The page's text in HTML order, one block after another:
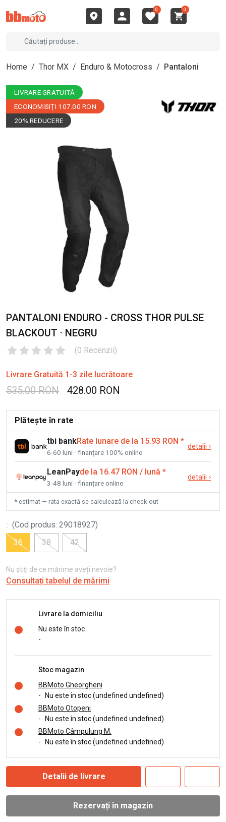
0 0
Home / Thor MX / Enduro & Motocross / Pantaloni
LIVRARE GRATUITĂ
ECONOMISIȚI 107.00 RON
20% REDUCERE
PANTALONI ENDURO - CROSS THOR PULSE
BLACKOUT · NEGRU
(0 Recenzii)
Livrare Gratuită 1-3 zile lucrătoare
535.00 RON 428.00 RON
Plătește în rate
tbi bankRate lunare de la 15.93 RON *
6-60 luni · finanțare 100% online
detalii ›
LeanPayde la 16.47 RON / lună *
3-48 luni · finanțare online
detalii ›
* estimat — rata exactă se calculează la check-out
: (Cod produs: 29018927)
36
38 42
Nu știți de ce mărime aveți nevoie?
Consultați tabelul de mărimi
Livrare la domiciliu
Nu este în stoc
-
Stoc magazin
BBMoto Gheorgheni
-
Nu este în stoc (undefined undefined)
BBMoto Otopeni
-
Nu este în stoc (undefined undefined)
BBMoto Câmpulung M.
-
Nu este în stoc (undefined undefined)
Detalii de livrare
Rezervați în magazin